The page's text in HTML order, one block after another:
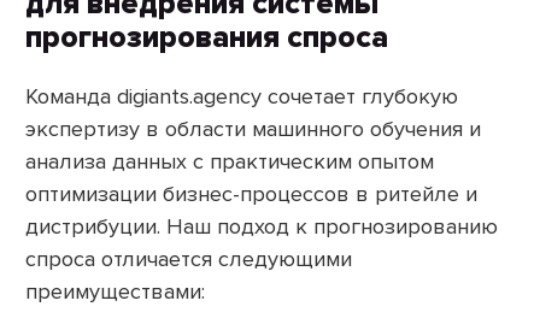
прогнозирования спроса
Команда digiants.agency сочетает глубокую
экспертизу в области машинного обучения и
анализа данных с практическим опытом
оптимизации бизнес-процессов в ритейле и
дистрибуции. Наш подход к прогнозированию
спроса отличается следующими
преимуществами: